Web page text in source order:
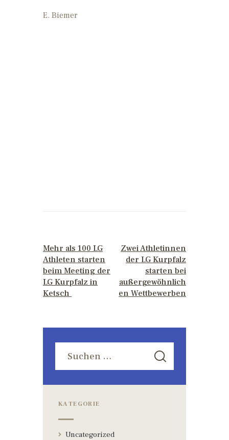
E. Biemer
Mehr als 100 LG
Athleten starten
beim Meeting der
LG Kurpfalz in
Ketsch
Zwei Athletinnen
der LG Kurpfalz
starten bei
außergewöhnlich
en Wettbewerben
KATEGORIE
Uncategorized